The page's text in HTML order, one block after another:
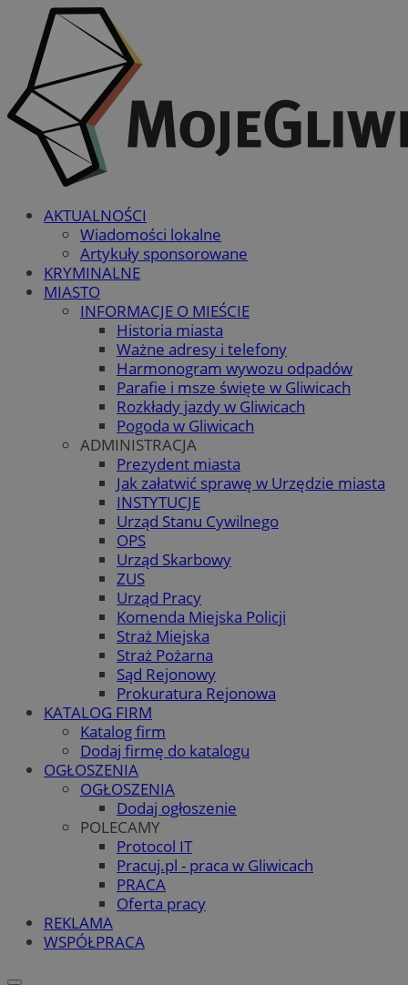
AKTUALNOŚCI
Wiadomości lokalne
Artykuły sponsorowane
KRYMINALNE
MIASTO
INFORMACJE O MIEŚCIE
Historia miasta
Ważne adresy i telefony
Harmonogram wywozu odpadów
Parafie i msze święte w Gliwicach
Rozkłady jazdy w Gliwicach
Pogoda w Gliwicach
ADMINISTRACJA
Prezydent miasta
Jak załatwić sprawę w Urzędzie miasta
INSTYTUCJE
Urząd Stanu Cywilnego
OPS
Urząd Skarbowy
ZUS
Urząd Pracy
Komenda Miejska Policji
Straż Miejska
Straż Pożarna
Sąd Rejonowy
Prokuratura Rejonowa
KATALOG FIRM
Katalog firm
Dodaj firmę do katalogu
OGŁOSZENIA
OGŁOSZENIA
Dodaj ogłoszenie
POLECAMY
Protocol IT
Pracuj.pl - praca w Gliwicach
PRACA
Oferta pracy
REKLAMA
WSPÓŁPRACA